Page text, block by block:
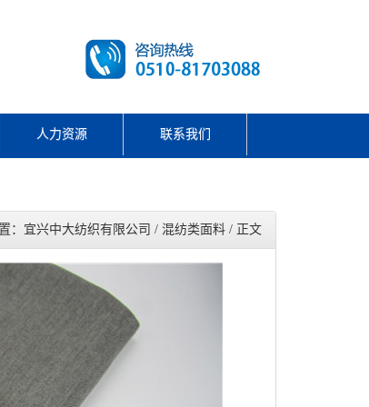
人力资源 联系我们
：宜兴中大纺织有限公司 / 混纺类面料 / 正文